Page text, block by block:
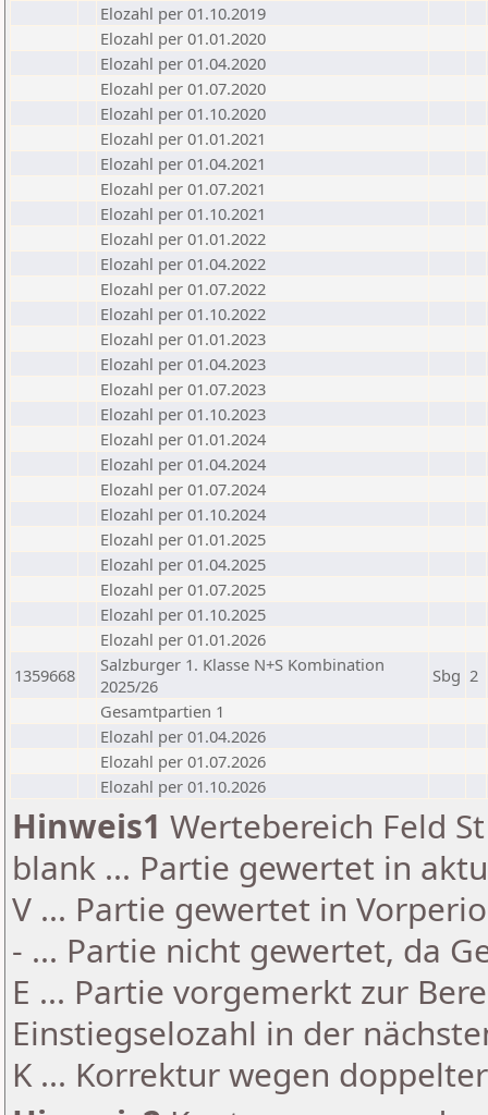
Elozahl per 01.10.2019
Elozahl per 01.01.2020
Elozahl per 01.04.2020
Elozahl per 01.07.2020
Elozahl per 01.10.2020
Elozahl per 01.01.2021
Elozahl per 01.04.2021
Elozahl per 01.07.2021
Elozahl per 01.10.2021
Elozahl per 01.01.2022
Elozahl per 01.04.2022
Elozahl per 01.07.2022
Elozahl per 01.10.2022
Elozahl per 01.01.2023
Elozahl per 01.04.2023
Elozahl per 01.07.2023
Elozahl per 01.10.2023
Elozahl per 01.01.2024
Elozahl per 01.04.2024
Elozahl per 01.07.2024
Elozahl per 01.10.2024
Elozahl per 01.01.2025
Elozahl per 01.04.2025
Elozahl per 01.07.2025
Elozahl per 01.10.2025
Elozahl per 01.01.2026
1359668
Salzburger 1. Klasse N+S Kombination
2025/26
Sbg 2
Gesamtpartien 1
Elozahl per 01.04.2026
Elozahl per 01.07.2026
Elozahl per 01.10.2026
Hinweis1 Wertebereich Feld
blank ... Partie gewertet in
V ... Partie gewertet in
- ... Partie nicht gewertet, da
E ... Partie vorgemerkt zur
Einstiegselozahl in der
K ... Korrektur wegen